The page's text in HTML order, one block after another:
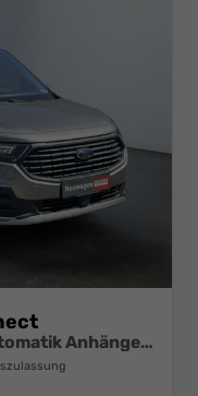
Titanium 2,0 7 Sitzer Klimaautomatik Anhängerkupplung Sitzheizung Einparkhilfe Kamera 17 Zoll Leichtmetall ACC